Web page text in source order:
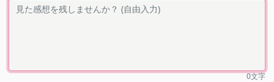
0文字